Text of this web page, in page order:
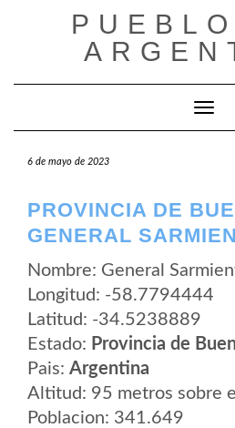
6 de mayo de 2023
PROVINCIA DE
GENERAL
Nombre: General
Longitud: -58.7794444
Latitud: -34.5238889
Estado: Provincia de
Pais: Argentina
Altitud: 95 metros sobre
Poblacion: 341.649